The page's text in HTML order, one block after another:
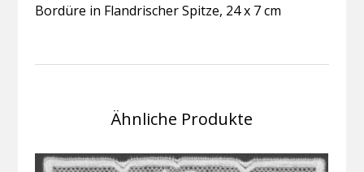
Bordüre in Flandrischer Spitze, 24 x 7 cm
Ähnliche Produkte